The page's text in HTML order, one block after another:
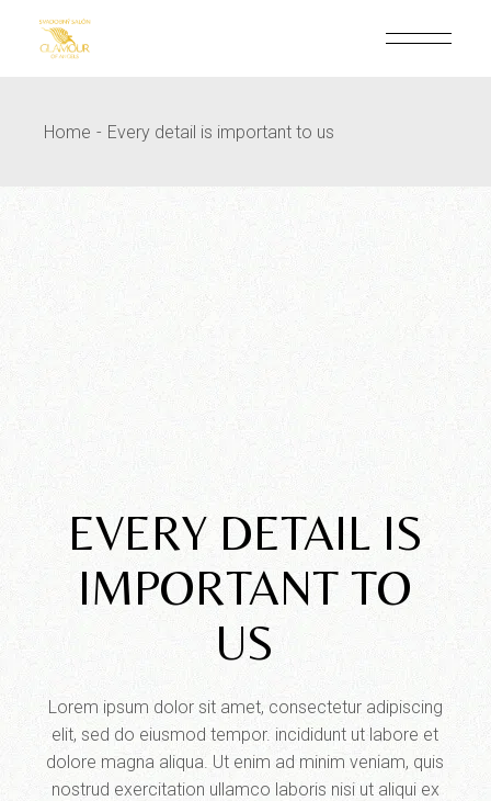
content
Home Every detail is important to us
EVERY DETAIL IS
IMPORTANT TO
US
Lorem ipsum dolor sit amet, consectetur adipiscing
elit, sed do eiusmod tempor. incididunt ut labore et
dolore magna aliqua. Ut enim ad minim veniam, quis
nostrud exercitation ullamco laboris nisi ut aliqui ex